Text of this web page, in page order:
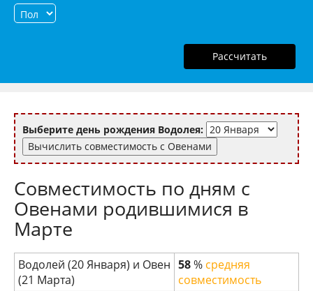
Рассчитать
Выберите день рождения Водолея:
Совместимость по дням с
Овенами родившимися в
Марте
Водолей (20 Января) и Овен
(21 Марта)
58% средняя
совместимость